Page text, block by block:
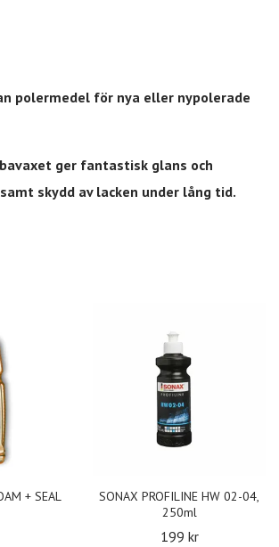
polermedel för nya eller nypolerade
ger fantastisk glans och
skydd av lacken under lång tid.
+ SEAL
SONAX PROFILINE HW 02-04,
250ml
199 kr